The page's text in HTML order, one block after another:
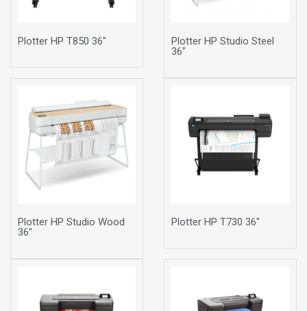
Plotter HP T850 36"
Plotter HP Studio Steel
36"
Plotter HP Studio Wood
36"
Plotter HP T730 36"